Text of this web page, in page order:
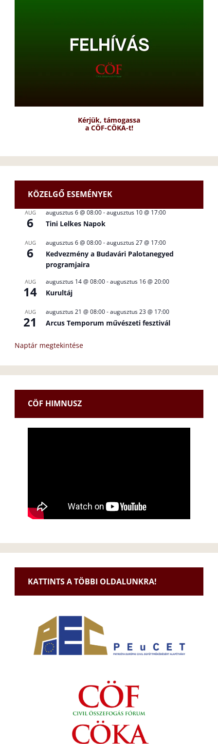
Kérjük, támogassa
a CÖF-CÖKA-t!
KÖZELGŐ ESEMÉNYEK
AUG
6
augusztus 6 @ 08:00-augusztus 10 @ 17:00
Tini Lelkes Napok
AUG
6
augusztus 6 @ 08:00-augusztus 27 @ 17:00
Kedvezmény a Budavári Palotanegyed
programjaira
AUG
14
augusztus 14 @ 08:00-augusztus 16 @ 20:00
Kurultáj
AUG
21
augusztus 21 @ 08:00-augusztus 23 @ 17:00
Arcus Temporum művészeti fesztivál
Naptár megtekintése
CÖF HIMNUSZ
KATTINTS A TÖBBI OLDALUNKRA!